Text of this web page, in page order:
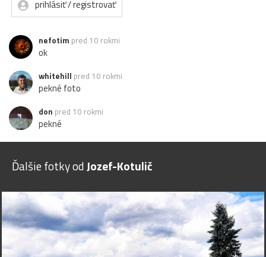
prihlásiť / registrovať
nefotim pred 10 rokmi
ok
whitehill pred 10 rokmi
pekné foto
don pred 10 rokmi
pekné
Ďalšie fotky odJozef-Kotulič